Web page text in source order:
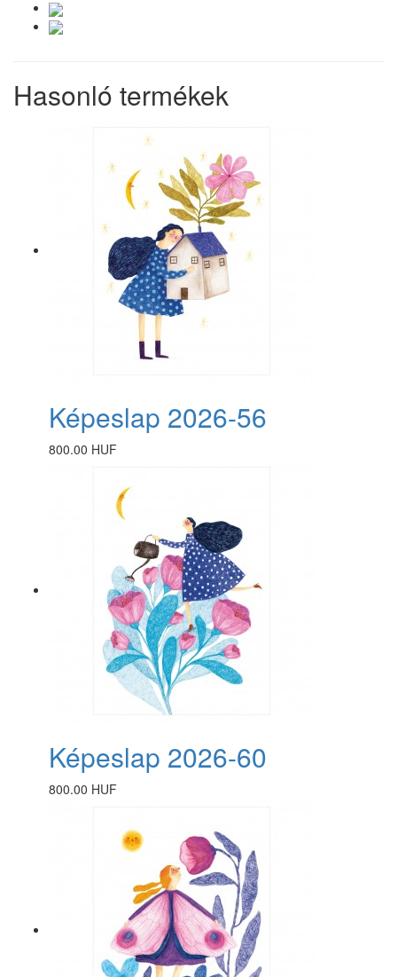
Hasonló termékek
Képeslap 2026-56
800.00 HUF
Képeslap 2026-60
800.00 HUF